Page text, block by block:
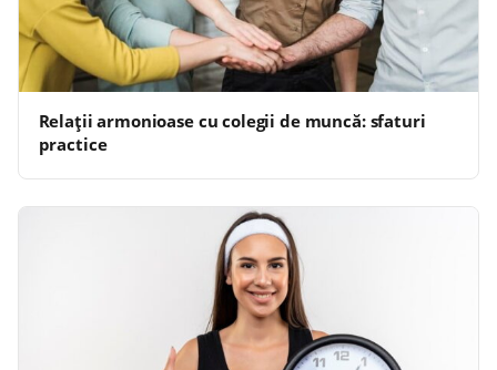
Relații armonioase cu colegii de muncă: sfaturi
practice